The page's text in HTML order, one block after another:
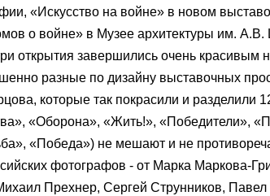
«Искусство на войне» в новом
о войне» в Музее архитектуры им.
открытия завершились очень
разные по дизайну выставочных
которые так покрасили и разделили
«Оборона», «Жить!», «Победители»,
«Победа») не мешают и не
фотографов - от Марка Маркова-
Прехнер, Сергей Струнников,